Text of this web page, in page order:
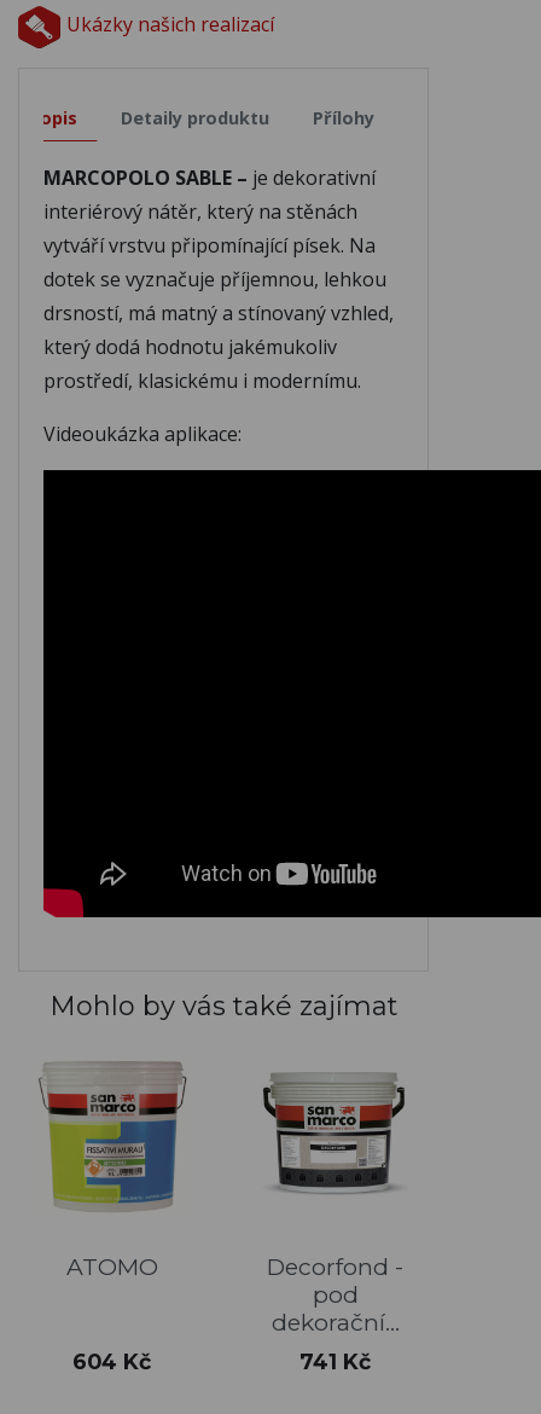
M330 M331 M332
M333 M334 M335
M336 M337 M338
M339 M340 M341
M342 M343 M344
Ukázky našich realizací
Popis Detaily produktu Přílohy
MARCOPOLO SABLE – je dekorativní
interiérový nátěr, který na stěnách
vytváří vrstvu připomínající písek. Na
dotek se vyznačuje příjemnou, lehkou
drsností, má matný a stínovaný vzhled,
který dodá hodnotu jakémukoliv
prostředí, klasickému i modernímu.
Videoukázka aplikace:
Mohlo by vás také zajímat
ATOMO
Cena
604 Kč
Decorfond -
pod
dekorační...
Cena
741 Kč